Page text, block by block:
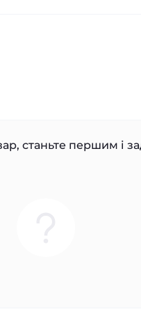
станьте першим і